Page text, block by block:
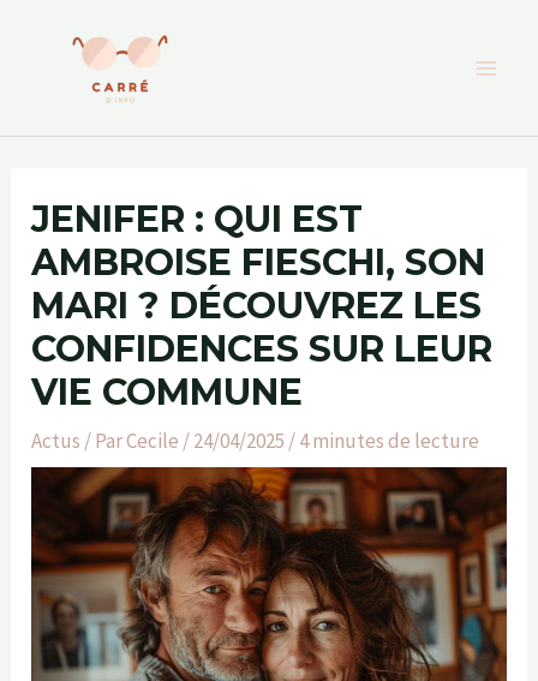
JENIFER : QUI EST
AMBROISE FIESCHI, SON
MARI ? DÉCOUVREZ LES
CONFIDENCES SUR LEUR
VIE COMMUNE
Actus / ParCecile /24/04/2025 /4 minutes de lecture